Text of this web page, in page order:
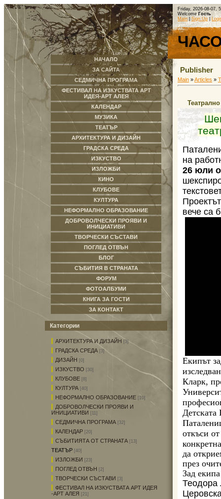
НАЧАЛО
ЗА САЙТА
СЕДМИЧНА ПРОГРАМА
ФЕСТИВАЛ НА ИЗКУСТВАТА АРТ
ИДЕЯ-АРТ АЛЕЯ
КАЛЕНДАР
МУЗИКА
ТЕАТЪР
АРХИТЕКТУРА И ДИЗАЙН
ГРАДСКА СРЕДА
ИЗКУСТВО
ИЗЛОЖБИ
КИНО
КЛУБОВЕ
КУЛТУРА
НЕФОРМАЛНО ОБРАЗОВАНИЕ
ДОБРОВОЛЧЕСКИ ПРОЯВИ И
ИНИЦИАТИВИ
ТВОРЧЕСКИ СЪСТАВИ
ПОГЛЕД ОТВЪН
БЛОГ
СЪБИТИЯ В СТРАНАТА
ФОРУМ
ФОТОАЛБУМИ
КНИГА ЗА ГОСТИ
ЗА КОНТАКТ
Категории
АРХИТЕКТУРА И ДИЗАЙН [3]
ГРАДСКА СРЕДА [3]
ДИЗАЙН [0]
ИЗКУСТВО [30]
КЛУБОВЕ [8]
КУЛТУРА [40]
НЕФОРМАЛНО ОБРАЗОВАНИЕ [10]
ДОБРОВОЛЧЕСКИ ПРОЯВИ И
ИНИЦИАТИВИ
[11]
СЕДМИЧНА ПРОГРАМА [32]
КАЛЕНДАР [20]
СЪБИТИЯТА ОТ СТРАНАТА [13]
ТЕАТЪР [40]
ИЗЛОЖБИ [23]
ПОГЛЕД ОТВЪН [2]
ТВОРЧЕСКИ СЪСТАВИ [3]
ФЕСТИВАЛ НА ИЗКУСТВАТА АРТ ИДЕЯ
-АРТ АЛЕЯ
[21]
Friday, 2026-08-07,
Welcome Гость
Main
Sign Up
Publisher
Main »Articles »
на
26 юли
вече са
Екипът
Кларк,
откъси
да
през
Зад
Теодора